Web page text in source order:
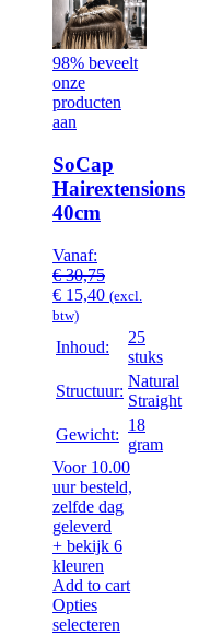
98% beveelt
onze
producten
aan
SoCap
Hairextensions
40cm
Vanaf:
€30,75
Oorspronkelijke
prijs
€ 30,75.
€ 15,40Huidige
€ 15,40.
(excl.
btw)
Inhoud:
25
stuks
Structuur:
Natural
Straight
Gewicht:
18
gram
Voor 10.00
uur besteld,
zelfde dag
geleverd
+ bekijk 6
kleuren
Add to cart
Opties
selecteren